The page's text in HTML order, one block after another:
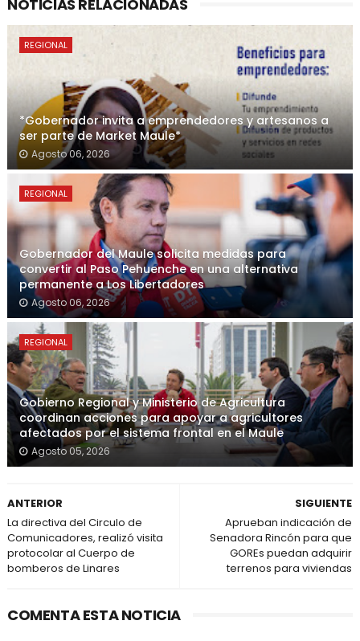
NOTICIAS RELACIONADAS
REGIONAL
*Gobernador invita a emprendedores y artesanos a
ser parte de Market Maule*
Agosto 06, 2026
REGIONAL
Gobernador del Maule solicita medidas para
convertir al Paso Pehuenche en una alternativa
permanente a Los Libertadores
Agosto 06, 2026
REGIONAL
Gobierno Regional y Ministerio de Agricultura
coordinan acciones para apoyar a agricultores
afectados por el sistema frontal en el Maule
Agosto 05, 2026
SIGUIENTE
Aprueban indicación de
Senadora Rincón para que
GOREs puedan adquirir
terrenos para viviendas
ANTERIOR
La directiva del Circulo de
Comunicadores, realizó visita
protocolar al Cuerpo de
bomberos de Linares
COMENTA ESTA NOTICIA